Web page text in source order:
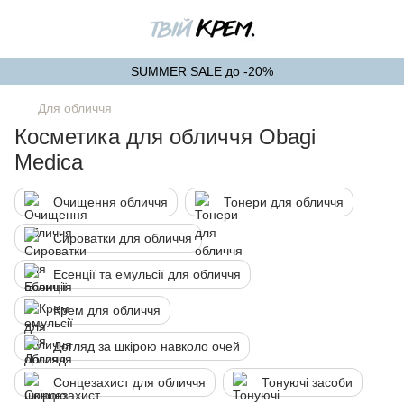
SUMMER SALE до -20%
Для обличчя
Косметика для обличчя Obagi
Medica
Очищення обличчя Тонери для обличчя
Сироватки для обличчя
Есенції та емульсії для обличчя
Крем для обличчя
Догляд за шкірою навколо очей
Сонцезахист для обличчя Тонуючі засоби